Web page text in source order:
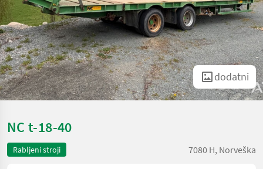
dodatni
NC t-18-40
Rabljeni stroji 7080 H, Norveška